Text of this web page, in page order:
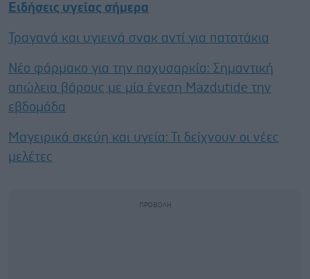
Ειδήσεις υγείας σήμερα
Τραγανά και υγιεινά σνακ αντί για πατατάκια
Νέο φάρμακο για την παχυσαρκία: Σημαντική
απώλεια βάρους με μία ένεση Mazdutide την
εβδομάδα
Μαγειρικά σκεύη και υγεία: Τι δείχνουν οι νέες
μελέτες